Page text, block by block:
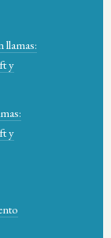
llamas:
y
y